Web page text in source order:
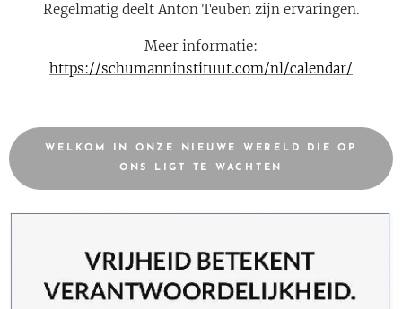
Regelmatig deelt Anton Teuben zijn ervaringen.
Meer informatie:
https://schumanninstituut.com/nl/calendar/
WELKOM IN ONZE NIEUWE WERELD DIE OP
ONS LIGT TE WACHTEN